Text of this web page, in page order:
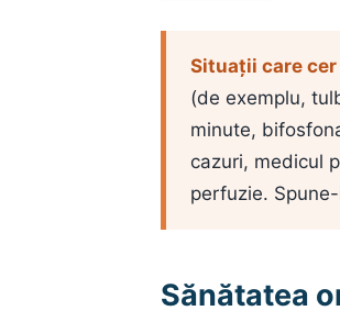
Situații care
(de exemplu,
minute,
cazuri, medicul
perfuzie.
Sănătatea